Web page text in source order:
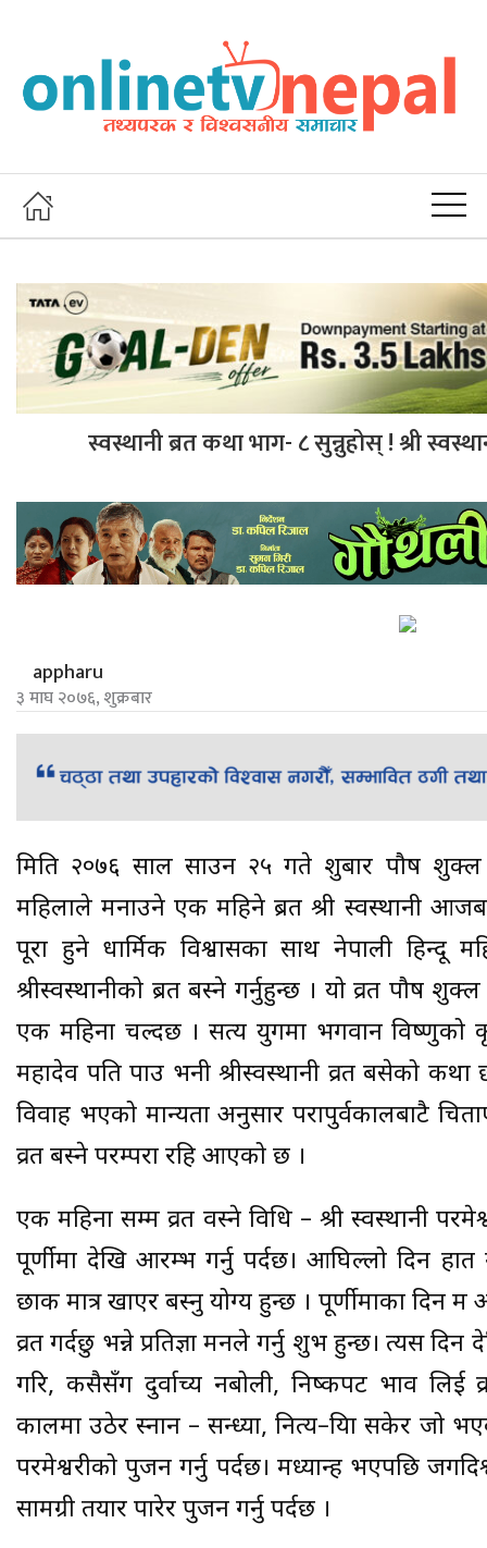
स्वस्थानी ब्रत कथा भाग- ८ सुन्नुहोस् ! श्री
appharu
३ माघ २०७६, शुक्रबार
मिति २०७६ साल साउन २५ गते शुक्रबार पौष शुक्ल
महिलाले मनाउने एक महिने ब्रत श्री स्वस्थानी
पूरा हुने धार्मिक विश्वासका साथ नेपाली हिन्दू
श्रीस्वस्थानीको ब्रत बस्ने गर्नुहुन्छ । यो व्रत पौष
एक महिना चल्दछ । सत्य युगमा भगवान विष्णुको
महादेव पति पाउ भनी श्रीस्वस्थानी व्रत बसेको कथा
विवाह भएको मान्यता अनुसार परापुर्वकालबाटै
व्रत बस्ने परम्परा रहि आएको छ ।
एक महिना सम्म व्रत वस्ने विधि – श्री स्वस्थानी
पूर्णीमा देखि आरम्भ गर्नु पर्दछ। आघिल्लो दिन
छाक मात्र खाएर बस्नु योग्य हुन्छ । पूर्णीमाका दिन म
व्रत गर्दछु भन्ने प्रतिज्ञा मनले गर्नु शुभ हुन्छ। त्यस
गरि, कसैसँग दुर्वाच्य नबोली, निष्कपट भाव लिई
कालमा उठेर स्नान – सन्ध्या, नित्य–क्रिया सकेर जो
परमेश्वरीको पुजन गर्नु पर्दछ। मध्यान्ह भएपछि
सामग्री तयार पारेर पुजन गर्नु पर्दछ ।